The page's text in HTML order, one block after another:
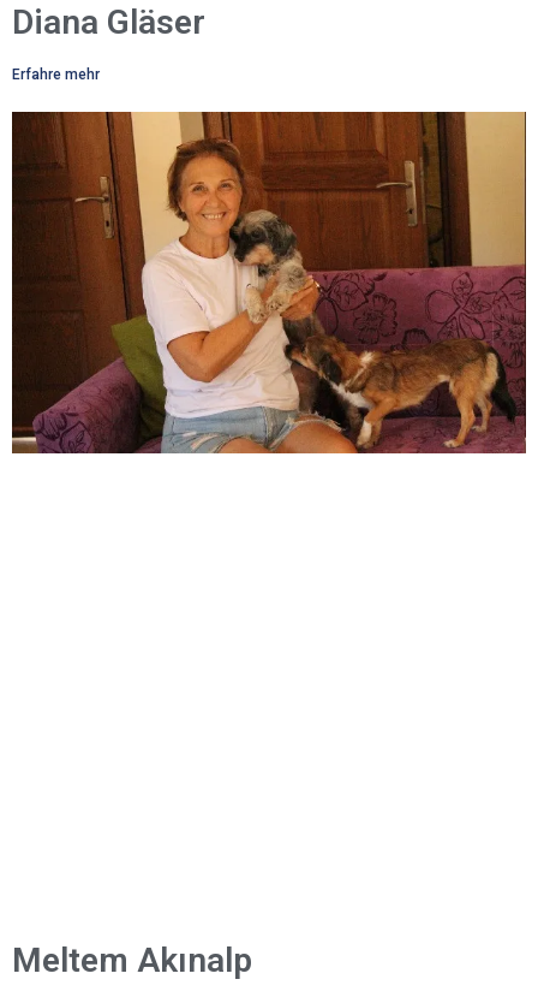
Diana Gläser
Erfahre mehr
Meltem Akınalp